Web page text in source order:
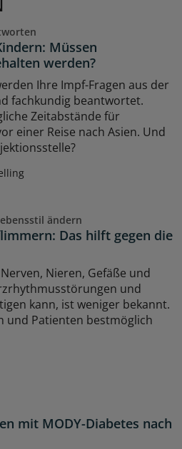
Müssen
werden?
Ihre Impf-Fragen aus der
fachkundig beantwortet.
Zeitabstände für
einer Reise nach Asien. Und
ändern
Das hilft gegen die
Nieren, Gefäße und
und
kann, ist weniger bekannt.
und Patienten bestmöglich
mit MODY-Diabetes nach